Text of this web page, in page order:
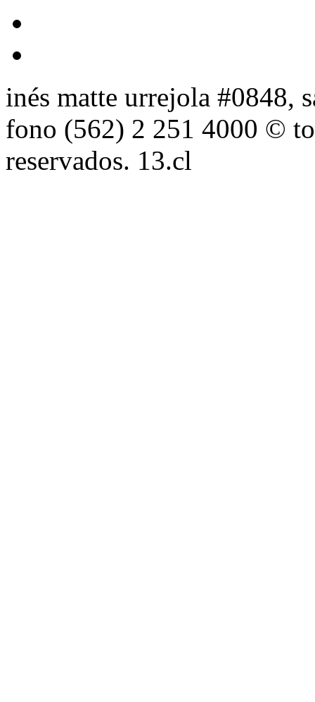
inés matte urrejola #0848,
fono (562) 2 251 4000 ©
reservados. 13.cl